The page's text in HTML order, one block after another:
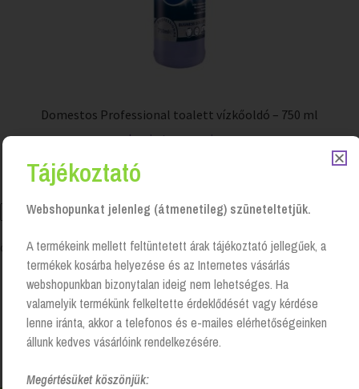
Domestos Professional toalett vízkőoldó – 750 ml
Login to see prices
Összesen 1 találat
Kezdőlap
“Domestos wc tisztító” címkével rendelkező
termékek
Tájékoztató
Webshopunkat jelenleg (átmenetileg) szüneteltetjük.
A termékeink mellett feltüntetett árak tájékoztató jellegűek, a
termékek kosárba helyezése és az Internetes vásárlás
webshopunkban bizonytalan ideig nem lehetséges. Ha
valamelyik termékünk felkeltette érdeklődését vagy kérdése
lenne iránta, akkor a telefonos és e-mailes elérhetőségeinken
állunk kedves vásárlóink rendelkezésére.
Megértésüket köszönjük: